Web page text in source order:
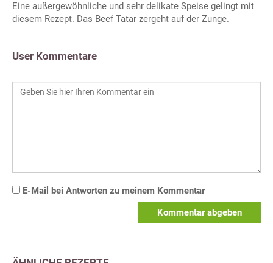
Eine außergewöhnliche und sehr delikate Speise gelingt mit
diesem Rezept. Das Beef Tatar zergeht auf der Zunge.
User Kommentare
E-Mail bei Antworten zu meinem Kommentar
Kommentar abgeben